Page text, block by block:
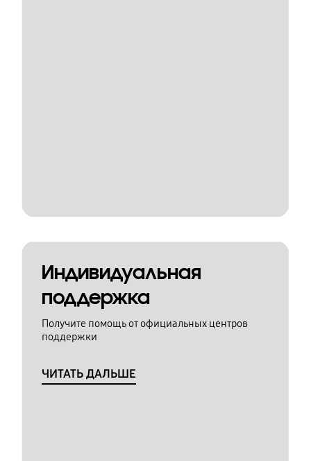
Индивидуальная
поддержка
Получите помощь от официальных центров
поддержки
ЧИТАТЬ ДАЛЬШЕ